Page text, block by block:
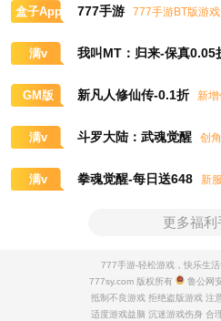
盒子App 777手游
777手游BT版游
满v 我叫MT：归来-保真0.05
GM版 新凡人修仙传-0.1折
新增
满v 斗罗大陆：武魂觉醒
创
满v 拳魂觉醒-每日送648
新
更多福利
777手游-轻松游戏，快乐生活
777sy.com 版权所有
鲁公网
抵制不良游戏 拒绝盗版游戏 注
适度游戏益脑 沉迷游戏伤身 合